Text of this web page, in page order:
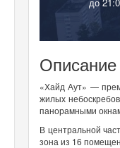
«Хайд Аут» —
жилых
панорамными
В центральной
зона из 16